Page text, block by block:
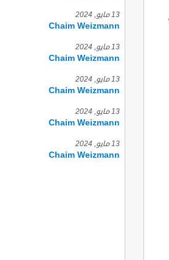
13 مايو, 2024
Chaim Weizmann
13 مايو, 2024
Chaim Weizmann
13 مايو, 2024
Chaim Weizmann
13 مايو, 2024
Chaim Weizmann
13 مايو, 2024
Chaim Weizmann